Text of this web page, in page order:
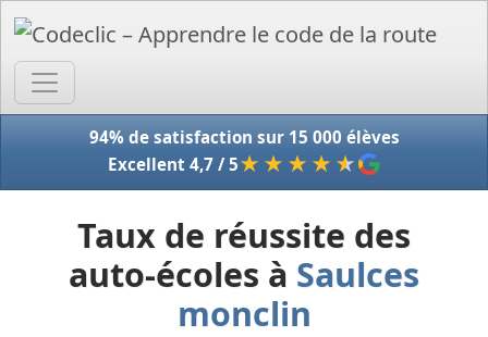
94% de satisfaction sur 15 000 élèves
Excellent 4,7 / 5★★★★ ★
Taux de réussite des
auto-écoles à Saulces
monclin